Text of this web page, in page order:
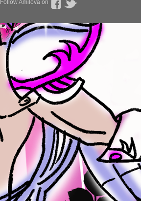
Follow Amilova on